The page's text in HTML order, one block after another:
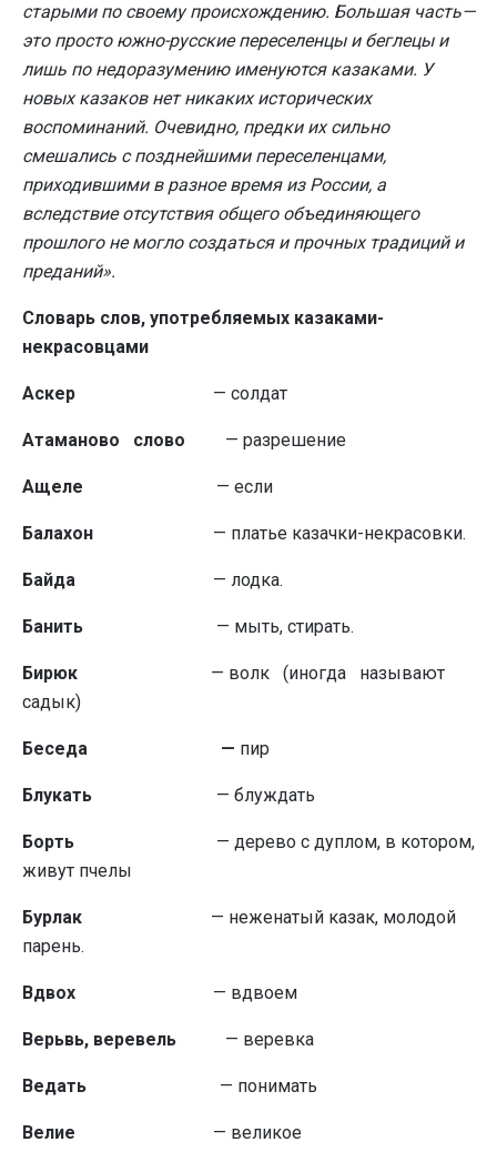
старыми по своему происхождению. Большая часть—
это просто южно-русские переселенцы и беглецы и
лишь по недоразумению именуются каза­ками. У
новых казаков нет никаких исторических
воспоминаний. Очевидно, предки их сильно
смешались с позднейшими переселен­цами,
приходившими в разное время из России, а
вследствие отсутствия общего объединяющего
прошло­го не могло создаться и прочных традиций и
преданий».
Словарь слов, употребляемых казаками-
некрасовцами
Аскер — солдат
Атаманово слово — разрешение
Ащеле — если
Балахон — платье казачки-некрасовки.
Байда — лодка.
Банить — мыть, стирать.
Бирюк — волк (иногда называют
садык)
Беседа — пир
Блукать — блуждать
Борть — дерево с дуплом, в котором,
живут пчелы
Бурлак — неженатый казак, молодой
парень.
Вдвох — вдвоем
Верьвь, веревель — веревка
Ведать — понимать
Велие — великое